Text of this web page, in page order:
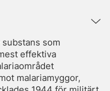
som
effektiva
malariamyggor,